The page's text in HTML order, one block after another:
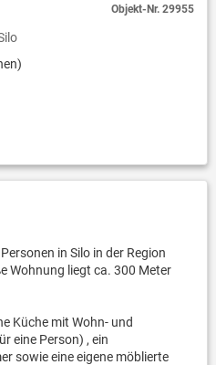
Objekt-Nr.29955
in Silo in der Region
Wohnung liegt ca. 300 Meter
Küche mit Wohn- und
eine Person) , ein
sowie eine eigene möblierte